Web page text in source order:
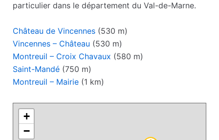
particulier dans le département du Val-de-Marne.
Château de Vincennes (530 m)
Vincennes – Château (530 m)
Montreuil – Croix Chavaux (580 m)
Saint-Mandé (750 m)
Montreuil – Mairie (1 km)
+
−